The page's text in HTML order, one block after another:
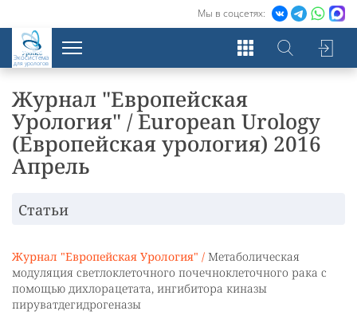
Мы в соцсетях:
Экосистема
для урологов
Журнал "Европейская
Урология" / European Urology
(Европейская урология) 2016
Апрель
Статьи
Журнал "Европейская Урология" / Метаболическая
модуляция светлоклеточного почечноклеточного рака с
помощью дихлорацетата, ингибитора киназы
пируватдегидрогеназы